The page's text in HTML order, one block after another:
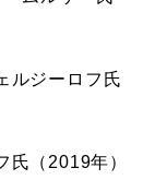
ルジーロフ氏
氏（2019年）